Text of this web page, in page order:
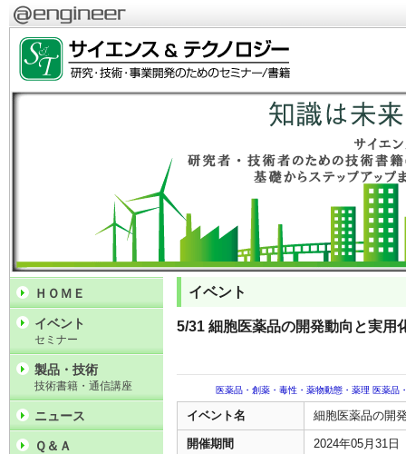
イベント
5/31 細胞医薬品の開発動向と実用
医薬品・創薬・毒性・薬物動態・薬理 医薬品
イベント名 細胞医薬品の開
開催期間
2024年05月31日
ＨＯＭＥ
イベント
セミナー
製品・技術
技術書籍・通信講座
ニュース
Ｑ＆Ａ